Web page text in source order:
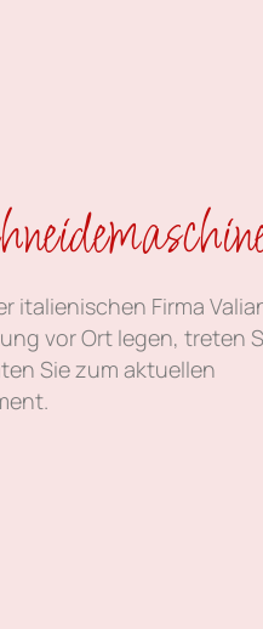
italienischen Firma
vor Ort legen, treten
Sie zum aktuellen